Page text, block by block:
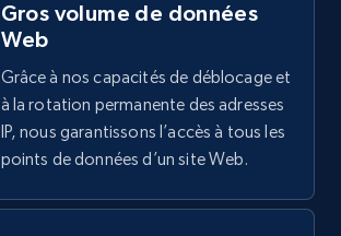
Gros volume de données
Web
Grâce à nos capacités de déblocage et
à la rotation permanente des adresses
IP, nous garantissons l’accès à tous les
points de données d’un site Web.